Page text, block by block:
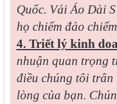
Quốc. Vải Áo Dài
họ chiếm đảo
4. Triết lý kinh
nhuận quan trọng
điều chúng tôi
lòng của bạn.